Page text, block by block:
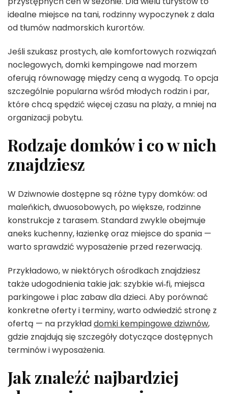
idealne miejsce na tani, rodzinny wypoczynek z dala
od tłumów nadmorskich kurortów.
Jeśli szukasz prostych, ale komfortowych rozwiązań
noclegowych, domki kempingowe nad morzem
oferują równowagę między ceną a wygodą. To opcja
szczególnie popularna wśród młodych rodzin i par,
które chcą spędzić więcej czasu na plaży, a mniej na
organizacji pobytu.
Rodzaje domków i co w nich
znajdziesz
W Dziwnowie dostępne są różne typy domków: od
maleńkich, dwuosobowych, po większe, rodzinne
konstrukcje z tarasem. Standard zwykle obejmuje
aneks kuchenny, łazienkę oraz miejsce do spania —
warto sprawdzić wyposażenie przed rezerwacją.
Przykładowo, w niektórych ośrodkach znajdziesz
także udogodnienia takie jak: szybkie wi‑fi, miejsca
parkingowe i plac zabaw dla dzieci. Aby porównać
konkretne oferty i terminy, warto odwiedzić stronę z
ofertą — na przykładdomki kempingowe dziwnów,
gdzie znajdują się szczegóły dotyczące dostępnych
terminów i wyposażenia.
Jak znaleźć najbardziej